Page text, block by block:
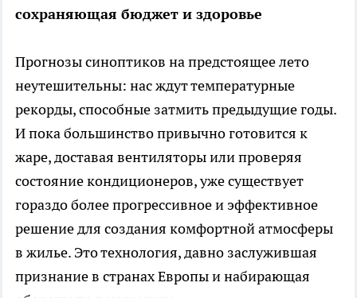
сохраняющая бюджет и здоровье
Прогнозы синоптиков на предстоящее лето
неутешительны: нас ждут температурные
рекорды, способные затмить предыдущие годы.
И пока большинство привычно готовится к
жаре, доставая вентиляторы или проверяя
состояние кондиционеров, уже существует
гораздо более прогрессивное и эффективное
решение для создания комфортной атмосферы
в жилье. Это технология, давно заслужившая
признание в странах Европы и набирающая